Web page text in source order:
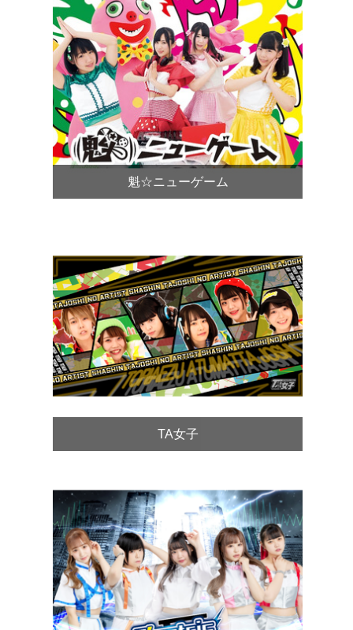
魁☆ニューゲーム
TA女子